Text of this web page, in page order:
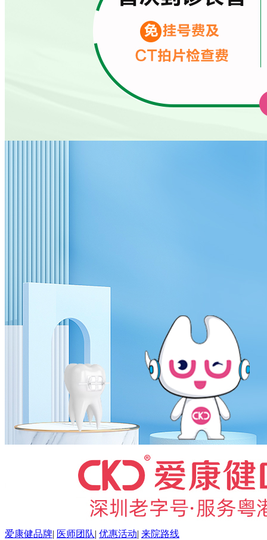
爱康健品牌| 医师团队| 优惠活动| 来院路线